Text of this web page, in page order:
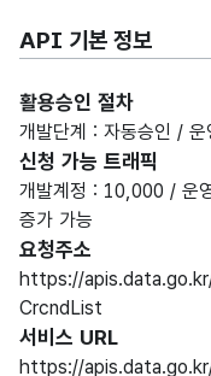
API 기본 정보
활용승인 절차
개발단계 : 자동승인 / 운
신청 가능 트래픽
개발계정 : 10,000 / 운
증가 가능
요청주소
https://
CrcndList
서비스 URL
https://